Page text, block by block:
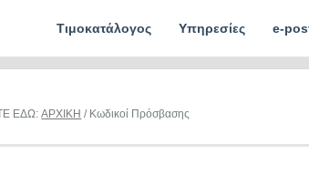
Τιμοκατάλογος Υπηρεσίες e-
ΕΔΩ:ΑΡΧΙΚΗ / Κωδικοί Πρόσβασης